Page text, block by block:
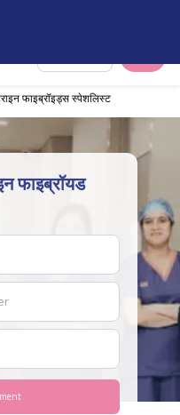
फाइब्रॉइड्स स्पेशलिस्ट
फाइब्रॉयड